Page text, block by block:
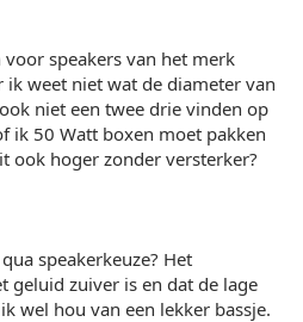
speakers van het merk
ik weet niet wat de diameter van
niet een twee drie vinden op
ik 50 Watt boxen moet pakken
ook hoger zonder versterker?
speakerkeuze? Het
geluid zuiver is en dat de lage
wel hou van een lekker bassje.